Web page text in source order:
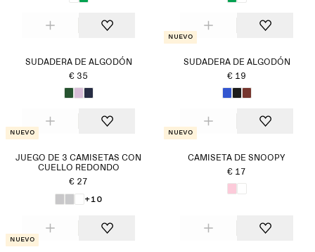
SUDADERA DE ALGODÓN
€ 35
Nuevo
SUDADERA DE ALGODÓN
€ 19
Nuevo
JUEGO DE 3 CAMISETAS CON
CUELLO REDONDO
€ 27
+10
Nuevo
CAMISETA DE SNOOPY
€ 17
Nuevo